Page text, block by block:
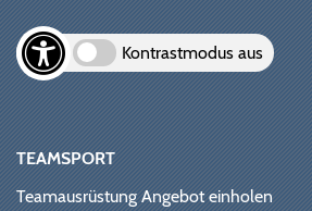
Kontrastmodus aus
TEAMSPORT
Teamausrüstung Angebot einholen